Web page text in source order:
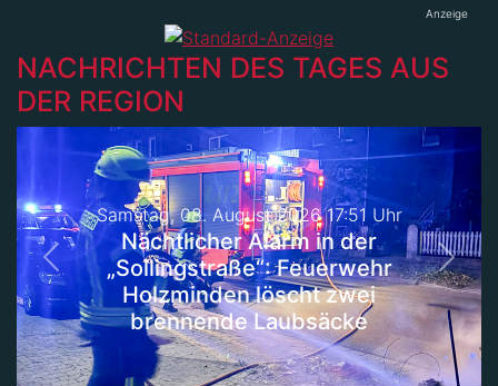
Anzeige
NACHRICHTEN DES TAGES AUS
DER REGION
Samstag, 08. August 2026 17:51 Uhr
Nächtlicher Alarm in der
„Sollingstraße“: Feuerwehr
Holzminden löscht zwei
brennende Laubsäcke
Previous Next